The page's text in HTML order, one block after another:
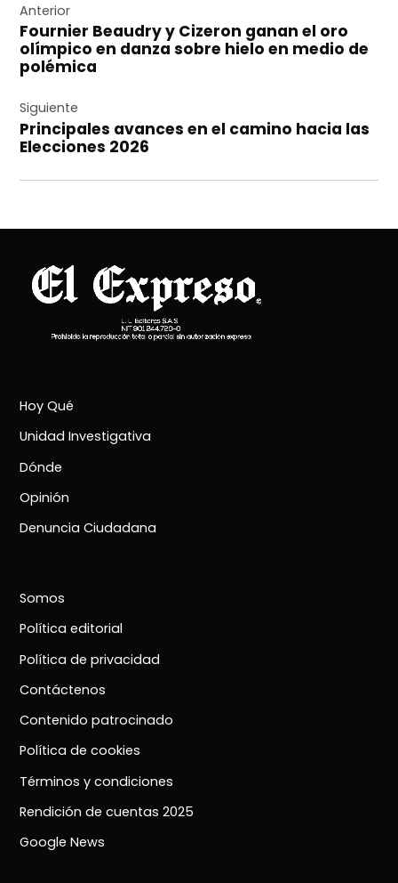
de
entradas
Anterior
Fournier Beaudry y Cizeron ganan el oro
olímpico en danza sobre hielo en medio de
polémica
Siguiente
Principales avances en el camino hacia las
Elecciones 2026
Hoy Qué
Unidad Investigativa
Dónde
Opinión
Denuncia Ciudadana
Somos
Política editorial
Política de privacidad
Contáctenos
Contenido patrocinado
Política de cookies
Términos y condiciones
Rendición de cuentas 2025
Google News